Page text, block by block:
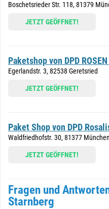
Boschetsrieder Str. 118, 81379
JETZT GEÖFFNET!
Paketshop von DPD ROSEN
Egerlandstr. 3, 82538 Geretsried
JETZT GEÖFFNET!
Paket Shop von DPD
Waldfriedhofstr. 30, 81377 München
JETZT GEÖFFNET!
Fragen und
Starnberg